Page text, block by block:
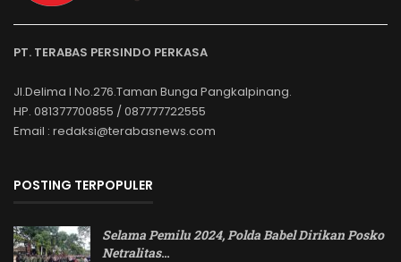
PT. TERABAS PERSINDO PERKASA
Jl.Delima I No.276.Taman Bunga Pangkalpinang.
HP. 081377700855 / 087777722555
Email : redaksi@terabasnews.com
POSTING TERPOPULER
Selama Pemilu 2024, Polda Babel Dirikan Posko
Netralitas…